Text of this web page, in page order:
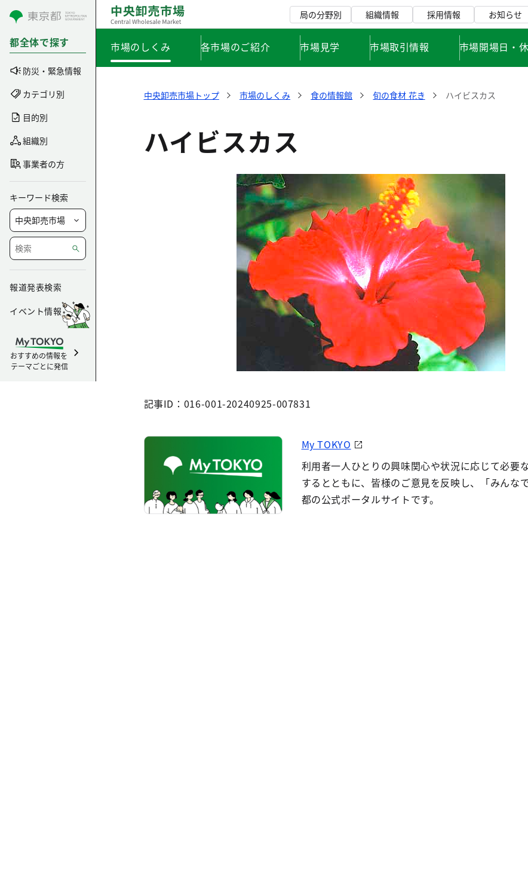
コンテンツにスキップ
都全体で探す
防災・緊急情報
カテゴリ別
目的別
組織別
事業者の方
キーワード検索
報道発表検索
イベント情報
おすすめの情報を
テーマごとに発信
局の分野別 組織情報 採用情報 お知らせ
市場のしくみ 各市場のご紹介 市場見学 市場取引情報 市場開場日・
中央卸売市場トップ 市場のしくみ 食の情報館 旬の食材 花き ハイビスカス
ハイビスカス
記事ID：016-001-20240925-007831
My TOKYO
利用者一人ひとりの興味関心や状況に応じて必要
するとともに、皆様のご意見を反映し、「みんな
都の公式ポータルサイトです。